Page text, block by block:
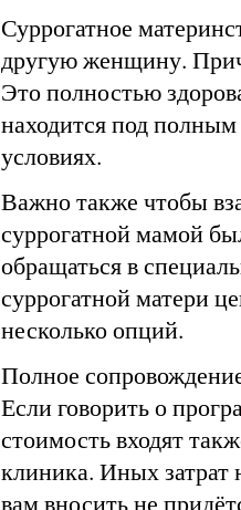
Суррогатное
другую женщину.
Это полностью
находится под
условиях.
Важно также чтобы
суррогатной мамой
обращаться в
суррогатной матери
несколько опций.
Полное
Если говорить о
стоимость входят
клиника. Иных затрат
вам вносить не